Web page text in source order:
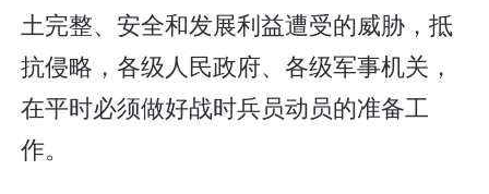
土完整、安全和发展利益遭受的威胁，抵
抗侵略，各级人民政府、各级军事机关，
在平时必须做好战时兵员动员的准备工
作。